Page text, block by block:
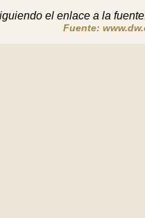
el enlace a la
Fuente: